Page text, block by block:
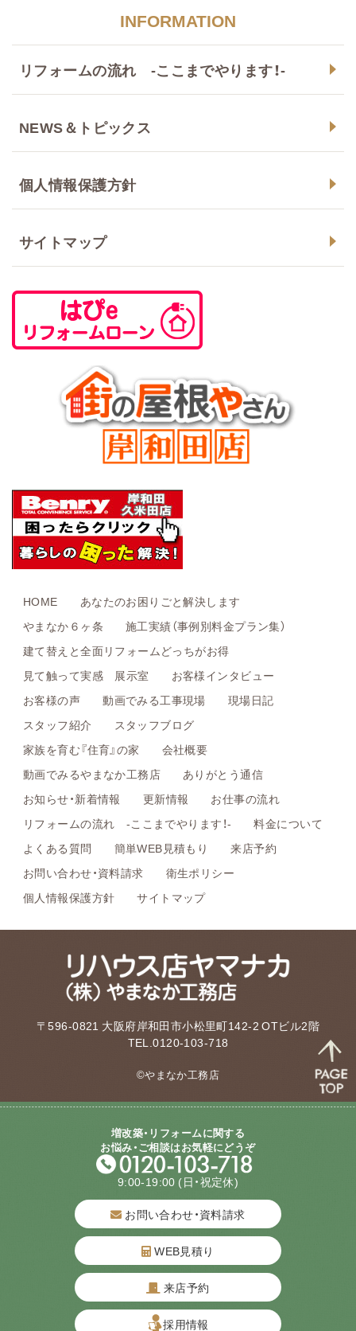
INFORMATION
リフォームの流れ -ここまでやります！-
NEWS＆トピックス
個人情報保護方針
サイトマップ
HOME
あなたのお困りごと解決します
やまなか６ヶ条
施工実績（事例別料金プラン集）
建て替えと全面リフォームどっちがお得
見て触って実感 展示室
お客様インタビュー
お客様の声
動画でみる工事現場
現場日記
スタッフ紹介
スタッフブログ
家族を育む『住育』の家
会社概要
動画でみるやまなか工務店
ありがとう通信
お知らせ・新着情報
更新情報
お仕事の流れ
リフォームの流れ -ここまでやります！-
料金について
よくある質問
簡単WEB見積もり
来店予約
お問い合わせ・資料請求
衛生ポリシー
個人情報保護方針
サイトマップ
〒596-0821 大阪府岸和田市小松里町142-2 OTビル2階
TEL.0120-103-718
©やまなか工務店
増改築・リフォームに関する
お悩み・ご相談はお気軽にどうぞ
9:00-19:00 (日・祝定休)
お問い合わせ・資料請求
WEB見積り
来店予約
採用情報